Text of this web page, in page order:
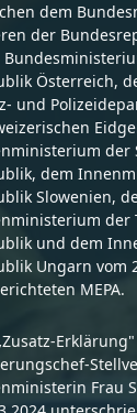
dem
der
Österreich,
und
der
dem
Slowenien,
der
und dem
Ungarn vom
MEPA.
Frau